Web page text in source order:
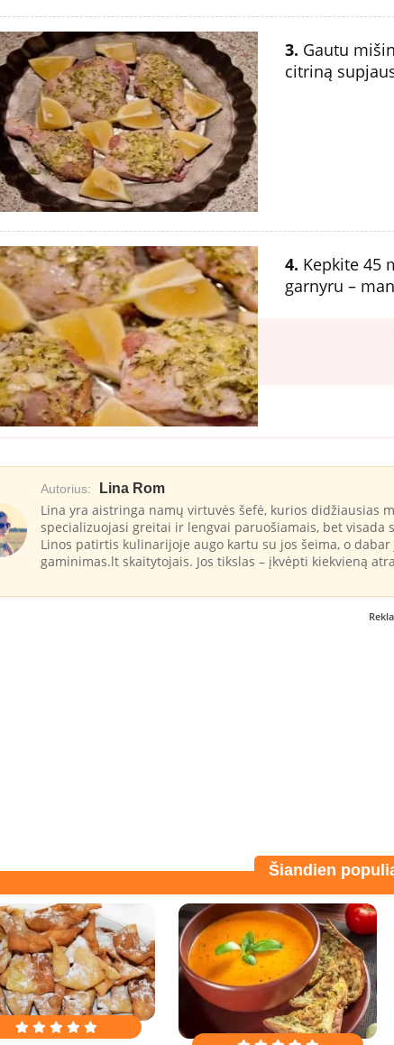
3. Gautu
citriną
4. Kepkite 45
garnyru –
Autorius: Lina Rom
Lina yra aistringa namų virtuvės šefė, kurios didžiausias
specializuojasi greitai ir lengvai paruošiamais, bet
Linos patirtis kulinarijoje augo kartu su jos šeima, o
gaminimas.lt skaitytojais. Jos tikslas – įkvėpti kiekvieną
Šiandien